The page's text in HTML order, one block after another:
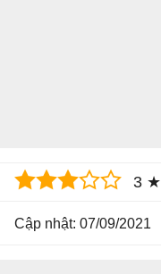
3 ★
Cập nhật: 07/09/2021